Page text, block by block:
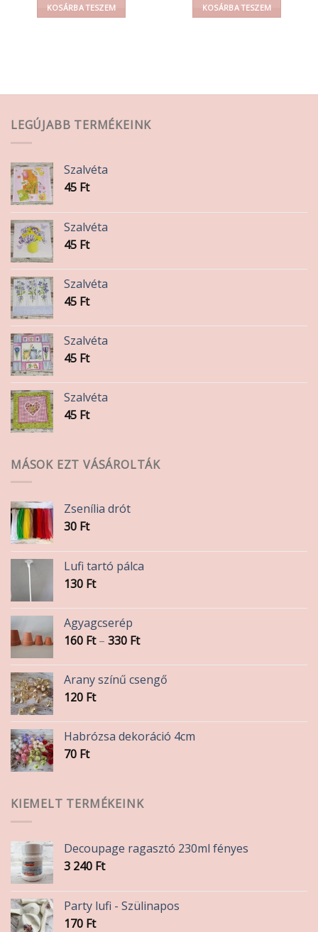
KOSÁRBA TESZEM KOSÁRBA TESZEM
LEGÚJABB TERMÉKEINK
Szalvéta
45 Ft
Szalvéta
45 Ft
Szalvéta
45 Ft
Szalvéta
45 Ft
Szalvéta
45 Ft
MÁSOK EZT VÁSÁROLTÁK
Zsenília drót
30 Ft
Lufi tartó pálca
130 Ft
Agyagcserép
160 Ft – 330 FtÁrtartomány:
-
330 Ft
Arany színű csengő
120 Ft
Habrózsa dekoráció 4cm
70 Ft
KIEMELT TERMÉKEINK
Decoupage ragasztó 230ml fényes
3 240 Ft
Party lufi - Szülinapos
170 Ft